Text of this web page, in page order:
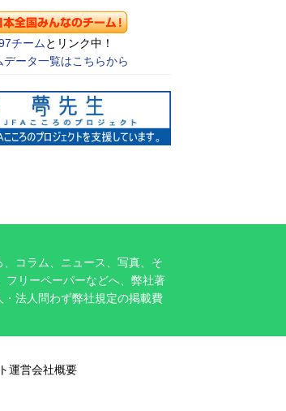
チーム とリンク中！
データ一覧はこちらから
コラム、ニュース、写真、そ
フリーペーパーなどへ、弊社著
法人問わず弊社規定の掲載費
運営会社概要